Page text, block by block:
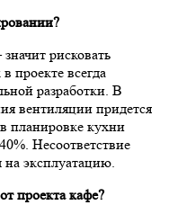
рисковать
проекте всегда
разработки. В
вентиляции придется
планировке кухни
Несоответствие
эксплуатацию.
проекта кафе?